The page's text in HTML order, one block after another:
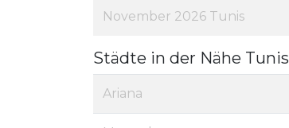
November 2026 Tunis
Städte in der Nähe Tunis
Ariana